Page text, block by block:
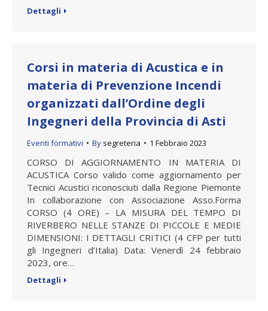
Dettagli
Corsi in materia di Acustica e in
materia di Prevenzione Incendi
organizzati dall’Ordine degli
Ingegneri della Provincia di Asti
Eventi formativi By segreteria 1 Febbraio 2023
CORSO DI AGGIORNAMENTO IN MATERIA DI
ACUSTICA Corso valido come aggiornamento per
Tecnici Acustici riconosciuti dalla Regione Piemonte
In collaborazione con Associazione Asso.Forma
CORSO (4 ORE) – LA MISURA DEL TEMPO DI
RIVERBERO NELLE STANZE DI PICCOLE E MEDIE
DIMENSIONI: I DETTAGLI CRITICI (4 CFP per tutti
gli Ingegneri d’Italia) Data: Venerdì 24 febbraio
2023, ore…
Dettagli